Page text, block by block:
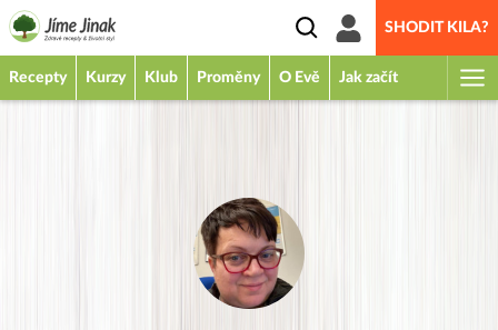
SHODIT KILA?
Recepty Kurzy Klub Proměny O Evě Jak začít